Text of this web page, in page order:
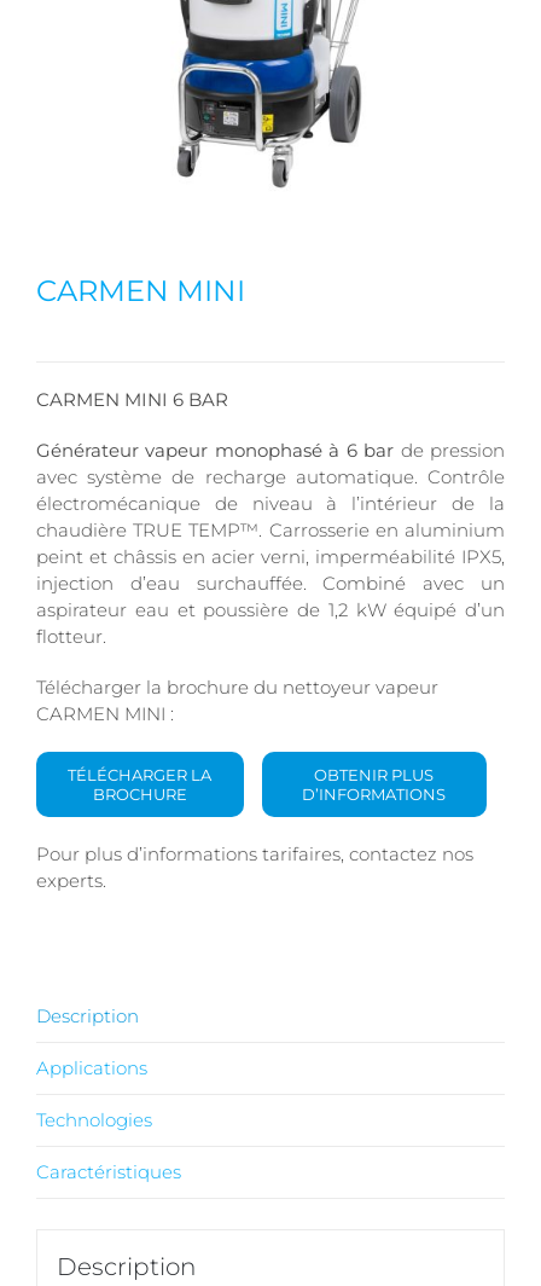
CARMEN MINI
CARMEN MINI 6 BAR
Générateur vapeur monophasé à 6 bar de pression
avec système de recharge automatique. Contrôle
électromécanique de niveau à l’intérieur de la
chaudière TRUE TEMP™. Carrosserie en aluminium
peint et châssis en acier verni, imperméabilité IPX5,
injection d’eau surchauffée. Combiné avec un
aspirateur eau et poussière de 1,2 kW équipé d’un
flotteur.
Télécharger la brochure du nettoyeur vapeur
CARMEN MINI :
TÉLÉCHARGER LA
BROCHURE
OBTENIR PLUS
D’INFORMATIONS
Pour plus d’informations tarifaires, contactez nos
experts.
Description
Applications
Technologies
Caractéristiques
Description